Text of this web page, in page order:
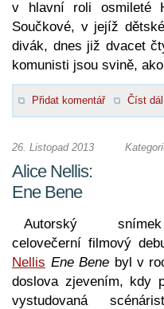
v hlavní roli osmileté
Součkové, v jejíž
divák, dnes již dvacet
komunisti jsou svině,
Přidat komentář Číst dál
26. Listopad 2013
Alice Nellis:
Ene Bene
Autorský
celovečerní filmový
Nellis Ene Bene byl v
doslova zjevením, kdy
vystudovaná